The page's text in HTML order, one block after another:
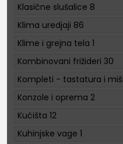
Klasične slušalice 8
Klima uredjaji 86
Klime i grejna tela 1
Kombinovani frižideri 30
Kompleti - tastatura i miš
Konzole i oprema 2
Kućišta 12
Kuhinjske vage 1